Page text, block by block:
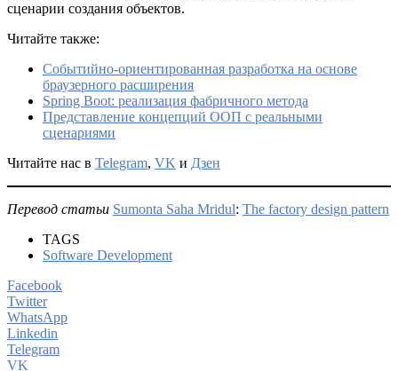
сценарии создания объектов.
Читайте также:
Событийно-ориентированная разработка на основе
браузерного расширения
Spring Boot: реализация фабричного метода
Представление концепций ООП с реальными
сценариями
Читайте нас в Telegram, VK и Дзен
Перевод статьи Sumonta Saha Mridul: The factory design pattern
TAGS
Software Development
Facebook
Twitter
WhatsApp
Linkedin
Telegram
VK